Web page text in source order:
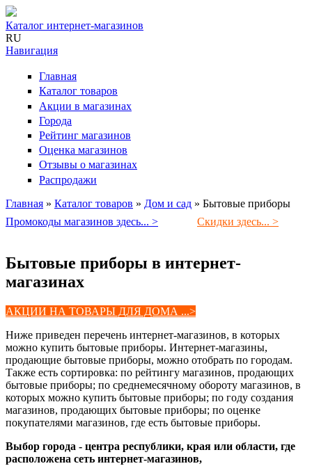
Каталог интернет-магазинов
RU
Навигация
Главная
Каталог товаров
Акции в магазинах
Города
Рейтинг магазинов
Оценка магазинов
Отзывы о магазинах
Распродажи
Вы здесь
Главная » Каталог товаров » Дом и сад » Бытовые приборы
Промокоды магазинов здесь... >
Скидки здесь... >
Бытовые приборы в интернет-
магазинах
АКЦИИ НА ТОВАРЫ ДЛЯ ДОМА ...>
Ниже приведен перечень интернет-магазинов, в которых
можно купить бытовые приборы. Интернет-магазины,
продающие бытовые приборы, можно отобрать по городам.
Также есть сортировка: по рейтингу магазинов, продающих
бытовые приборы; по среднемесячному обороту магазинов, в
которых можно купить бытовые приборы; по году создания
магазинов, продающих бытовые приборы; по оценке
покупателями магазинов, где есть бытовые приборы.
Выбор города - центра республики, края или области, где
расположена сеть интернет-магазинов,